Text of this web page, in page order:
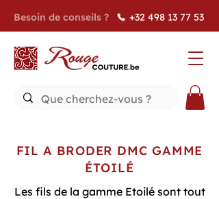
Besoin de conseils ? +32 498 13 77 53
FIL A BRODER DMC GAMME
ÉTOILÉ
Les fils de la gamme Etoilé sont tout